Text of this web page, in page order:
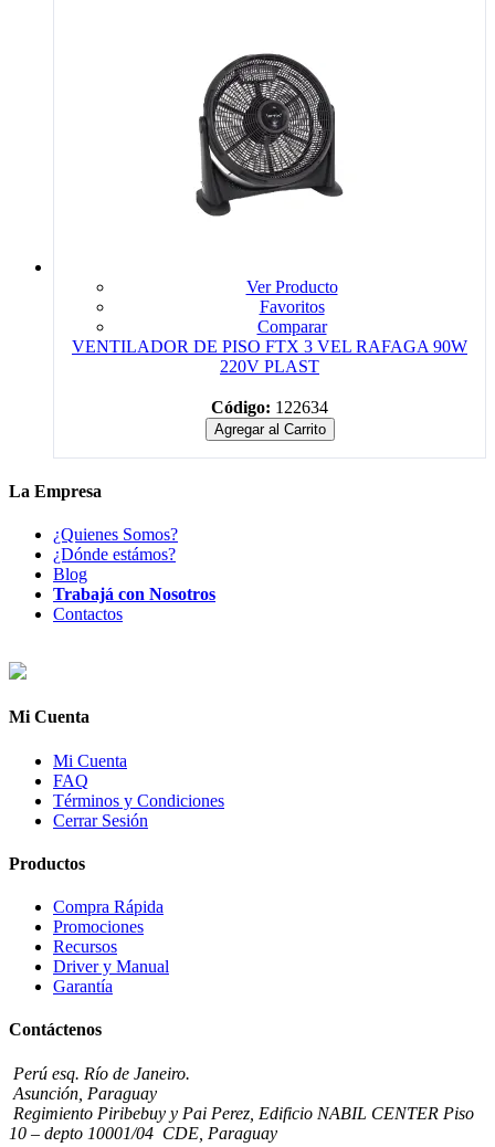
Ver Producto
Favoritos
Comparar
VENTILADOR DE PISO FTX 3 VEL RAFAGA 90W
220V PLAST
Código: 122634
Agregar al Carrito
La Empresa
¿Quienes Somos?
¿Dónde estámos?
Blog
Trabajá con Nosotros
Contactos
Mi Cuenta
Mi Cuenta
FAQ
Términos y Condiciones
Cerrar Sesión
Productos
Compra Rápida
Promociones
Recursos
Driver y Manual
Garantía
Contáctenos
Perú esq. Río de Janeiro.
Asunción, Paraguay
Regimiento Piribebuy y Pai Perez, Edificio NABIL CENTER Piso
10 – depto 10001/04 CDE, Paraguay